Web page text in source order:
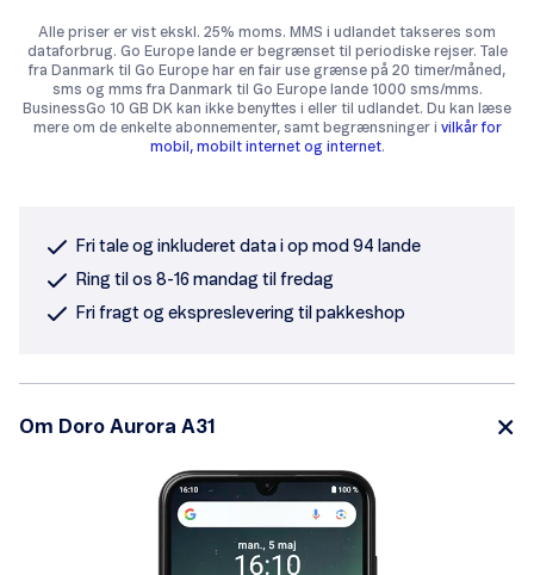
Alle priser er vist ekskl. 25% moms. MMS i udlandet takseres som
dataforbrug. Go Europe lande er begrænset til periodiske rejser. Tale
fra Danmark til Go Europe har en fair use grænse på 20 timer/måned,
sms og mms fra Danmark til Go Europe lande 1000 sms/mms.
BusinessGo 10 GB DK kan ikke benyttes i eller til udlandet. Du kan læse
mere om de enkelte abonnementer, samt begrænsninger i vilkår for
mobil, mobilt internet og internet.
Fri tale og inkluderet data i op mod 94 lande
Ring til os 8-16 mandag til fredag
Fri fragt og ekspreslevering til pakkeshop
Om Doro Aurora A31